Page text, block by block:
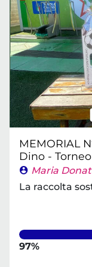
MEMORIAL
Dino -
Maria
La raccolta
97%